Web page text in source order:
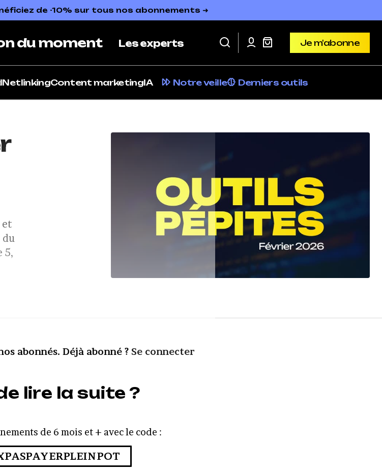
de -10% sur tous nos abonnements ➜
du moment Les experts
Je m'abonne
NetlinkingContent marketingIA Notre veille Derniers outils
et
du
5,
abonnés. Déjà abonné ? Se connecter
lire la suite ?
de 6 mois et + avec le code :